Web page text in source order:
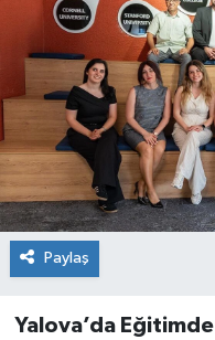
Paylaş
Yalova’da
RESMİ İLAN